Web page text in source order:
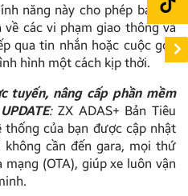
năng này cho phép bạn dễ
các vi phạm giao thông và
qua tin nhắn hoặc cuộc gọi,
hình một cách kịp thời.
tuyến, nâng cấp phần mềm
:ZX ADAS+ Bản Tiêu
thống của bạn được cập nhật
cần đến gara, mọi thứ
(OTA), giúp xe luôn vận